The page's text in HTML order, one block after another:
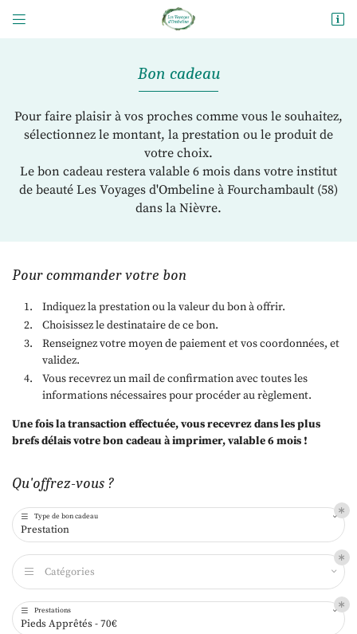
 
En cochant cette case, vous consentez à recevoir nos propositions commerciales à
Inscription
Bon cadeau
Pour faire plaisir à vos proches comme vous le souhaitez,
sélectionnez le montant, la prestation ou le produit de
votre choix.
Le bon cadeau restera valable 6 mois dans votre institut
de beauté Les Voyages d'Ombeline à Fourchambault (58)
dans la Nièvre.
Qu'offrez-vous ?
 Type de bon cadeau
Prestation
 Catégories
 Prestations
Pieds Apprêtés - 70€
Pour commander votre bon
Indiquez la prestation ou la valeur du bon à offrir.
Choisissez le destinataire de ce bon.
Renseignez votre moyen de paiement et vos coordonnées, et
validez.
Vous recevrez un mail de confirmation avec toutes les
informations nécessaires pour procéder au règlement.
Une fois la transaction effectuée, vous recevrez dans les plus
brefs délais votre bon cadeau à imprimer, valable 6 mois !